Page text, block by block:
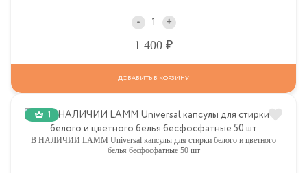
- +
1 400
ДОБАВИТЬ В КОРЗИНУ
1
В НАЛИЧИИ LAMM Universal капсулы для стирки белого и цветного
белья бесфосфатные 50 шт